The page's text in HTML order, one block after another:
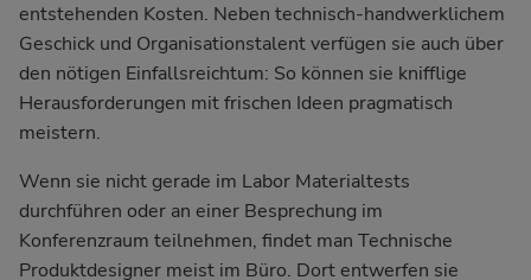
entstehenden Kosten. Neben technisch-handwerklichem
Geschick und Organisationstalent verfügen sie auch über
den nötigen Einfallsreichtum: So können sie knifflige
Herausforderungen mit frischen Ideen pragmatisch
meistern.
Wenn sie nicht gerade im Labor Materialtests
durchführen oder an einer Besprechung im
Konferenzraum teilnehmen, findet man Technische
Produktdesigner meist im Büro. Dort entwerfen sie